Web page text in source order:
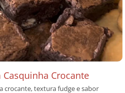
Crocante
crocante, textura fudge e sabor